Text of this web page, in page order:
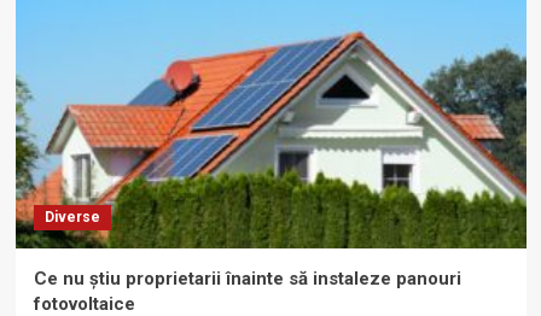
Diverse
Ce nu știu proprietarii înainte să instaleze panouri
fotovoltaice